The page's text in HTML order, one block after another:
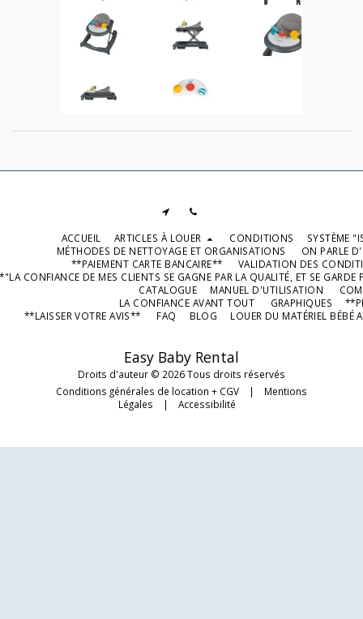
Easy Baby Rental
Droits d'auteur © 2026 Tous droits réservés
Conditions générales de location + CGV | Mentions
Légales | Accessibilité
ACCUEIL ARTICLES À LOUER CONDITIONS
SYSTÈME
MÉTHODES DE NETTOYAGE ET ORGANISATIONS
ON PARLE
**PAIEMENT CARTE BANCAIRE**
VALIDATION DES
CONFIANCE DE MES CLIENTS SE GAGNE PAR LA QUALITÉ, ET SE GARDE
CATALOGUE
MANUEL D'UTILISATION
LA CONFIANCE AVANT TOUT
GRAPHIQUES
**LAISSER VOTRE AVIS**
FAQ BLOG LOUER DU MATÉRIEL BÉBÉ